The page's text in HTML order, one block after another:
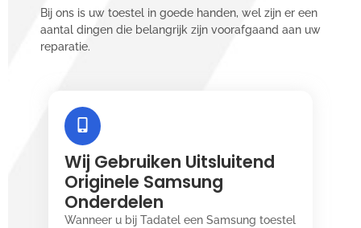
Bij ons is uw toestel in goede handen, wel zijn er een
aantal dingen die belangrijk zijn voorafgaand aan uw
reparatie.
Wij Gebruiken Uitsluitend
Originele Samsung
Onderdelen
Wanneer u bij Tadatel een Samsung toestel